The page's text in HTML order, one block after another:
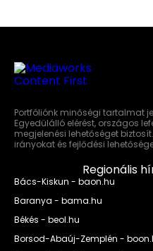
Portfóliónk minőségi tartalmat
Egyedülálló elérést, országos
megjelenési lehetőséget
irányokat és fejlődési
Regionális
Bács-Kiskun - baon.hu
Baranya - bama.hu
Békés - beol.hu
Borsod-Abaúj-Zemplén -